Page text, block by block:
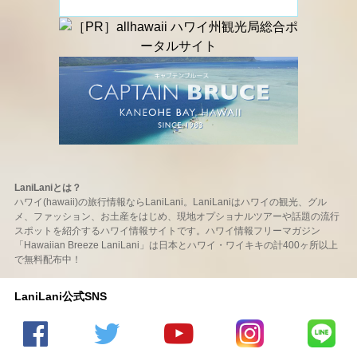
LaniLaniとは？
ハワイ(hawaii)の旅行情報ならLaniLani。LaniLaniはハワイの観光、グル
メ、ファッション、お土産をはじめ、現地オプショナルツアーや話題の流行
スポットを紹介するハワイ情報サイトです。ハワイ情報フリーマガジン
「Hawaiian Breeze LaniLani」は日本とハワイ・ワイキキの計400ヶ所以上
で無料配布中！
LaniLani公式SNS